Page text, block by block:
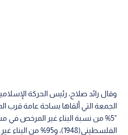
وقال رائد صلاح، رئيس الحركة
الجمعة التي ألقاها بساحة عامة قرب
"5% من نسبة البناء غير المرخص في
الفلسطيني(1948)،